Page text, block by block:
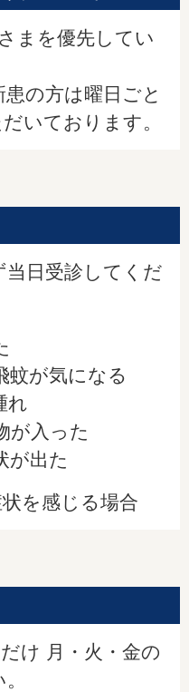
まを優先してい
の方は曜日ごと
いております。
日受診してくだ
蚊が気になる
れ
が入った
が出た
を感じる場合
け 月・火・金の